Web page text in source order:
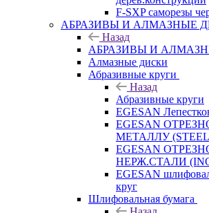
F-SXP саморезы
АБРАЗИВЫ И АЛМАЗНЫЕ
Назад
АБРАЗИВЫ И
Алмазные диски
Абразивные круги
Назад
Абразивные круги
EGESAN
EGESAN
МЕТАЛЛУ
EGESAN
НЕРЖ.СТАЛИ
EGESAN
круг
Шлифовальная бумага